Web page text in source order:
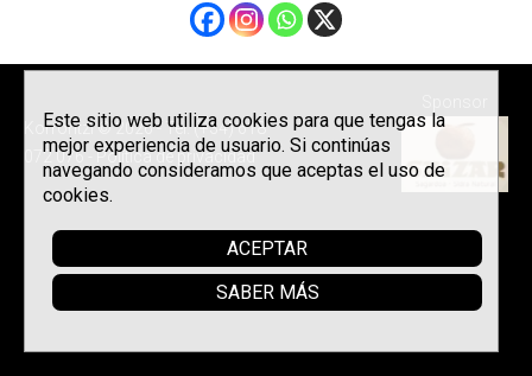
Korrontzi © 2026 - Tel. (+34) 618
072 076 -Política de privacidad
Este sitio web utiliza cookies para que tengas la
mejor experiencia de usuario. Si continúas
navegando consideramos que aceptas el uso de
cookies.
ACEPTAR
SABER MÁS